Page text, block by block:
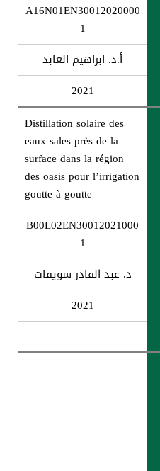
A16N01EN30012020000
1
أ.د. ابراھیم العابد
2021
Distillation solaire des
eaux sales près de la
surface dans la région
des oasis pour l’irrigation
goutte à goutte
B00L02EN30012021000
1
د. عبد القادر سویقات
2021